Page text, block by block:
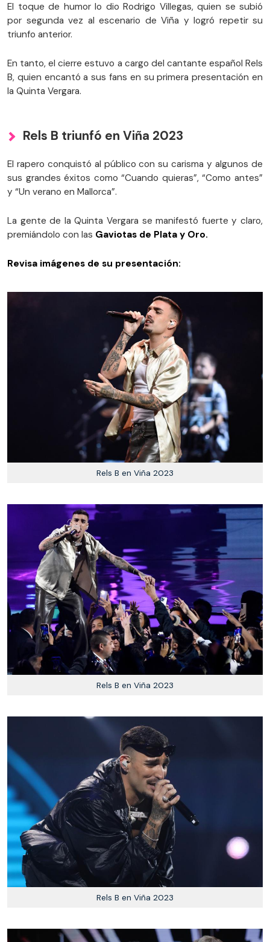
El toque de humor lo dio Rodrigo Villegas, quien se subió
por segunda vez al escenario de Viña y logró repetir su
triunfo anterior.
En tanto, el cierre estuvo a cargo del cantante español Rels
B, quien encantó a sus fans en su primera presentación en
la Quinta Vergara.
Rels B triunfó en Viña 2023
El rapero conquistó al público con su carisma y algunos de
sus grandes éxitos como “Cuando quieras”, “Como antes”
y “Un verano en Mallorca”.
La gente de la Quinta Vergara se manifestó fuerte y claro,
premiándolo con las Gaviotas de Plata y Oro.
Revisa imágenes de su presentación:
Rels B en Viña 2023
Rels B en Viña 2023
Rels B en Viña 2023